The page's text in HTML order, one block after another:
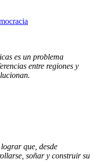
es un problema
entre regiones y
que, desde
soñar y construir su